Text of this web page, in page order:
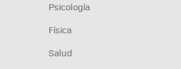
Psicología
Física
Salud